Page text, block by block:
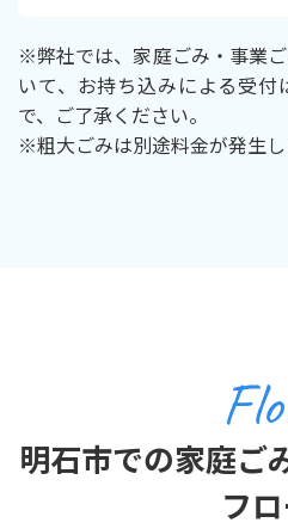
※弊社では、家庭ごみ・事業
いて、お持ち込みによる受
で、ご了承ください。
※粗大ごみは別途料金が発生し
明石市での家庭ご
フ